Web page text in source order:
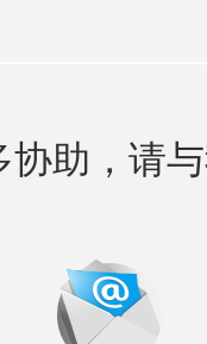
协助，请